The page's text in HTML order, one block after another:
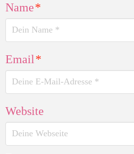
Name*
Email*
Website